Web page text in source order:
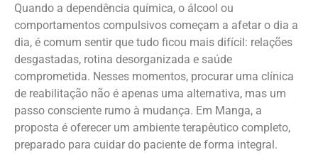
Quando a dependência química, o álcool ou
comportamentos compulsivos começam a afetar o dia a
dia, é comum sentir que tudo ficou mais difícil: relações
desgastadas, rotina desorganizada e saúde
comprometida. Nesses momentos, procurar uma clínica
de reabilitação não é apenas uma alternativa, mas um
passo consciente rumo à mudança. Em Manga, a
proposta é oferecer um ambiente terapêutico completo,
preparado para cuidar do paciente de forma integral.